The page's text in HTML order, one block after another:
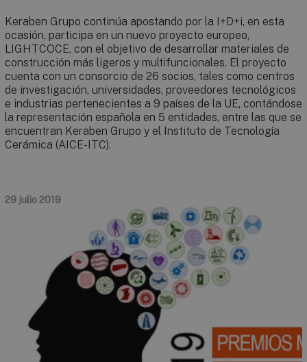
Keraben Grupo continúa apostando por la I+D+i, en esta
ocasión, participa en un nuevo proyecto europeo,
LIGHTCOCE, con el objetivo de desarrollar materiales de
construcción más ligeros y multifuncionales. El proyecto
cuenta con un consorcio de 26 socios, tales como centros
de investigación, universidades, proveedores tecnológicos
e industrias pertenecientes a 9 países de la UE, contándose
la representación española en 5 entidades, entre las que se
encuentran Keraben Grupo y el Instituto de Tecnología
Cerámica (AICE-ITC).
29 julio 2019